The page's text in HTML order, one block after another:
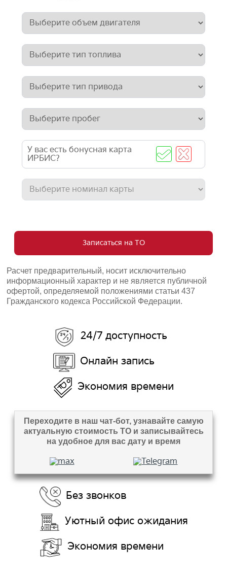
У вас есть бонусная карта
ИРБИС?
Записаться на ТО
Расчет предварительный, носит исключительно
информационный характер и не является публичной
офертой, определяемой положениями статьи 437
Гражданского кодекса Российской Федерации.
24/7 доступность
Онлайн запись
Экономия времени
Переходите в наш чат-бот, узнавайте самую
актуальную стоимость ТО и записывайтесь
на удобное для вас дату и время
Без звонков
Уютный офис ожидания
Экономия времени